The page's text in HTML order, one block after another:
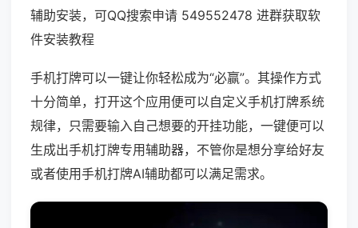
辅助安装，可QQ搜索申请 549552478 进群获取软
件安装教程
手机打牌可以一键让你轻松成为“必赢”。其操作方式
十分简单，打开这个应用便可以自定义手机打牌系统
规律，只需要输入自己想要的开挂功能，一键便可以
生成出手机打牌专用辅助器，不管你是想分享给好友
或者使用手机打牌AI辅助都可以满足需求。